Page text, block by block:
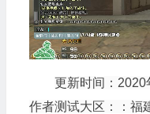
更新时间：2020
作者测试大区：：福